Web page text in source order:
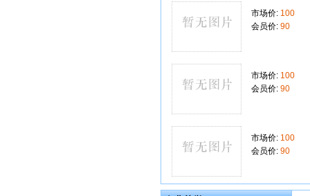
市场价: 100
会员价: 90
市场价: 100
会员价: 90
市场价: 100
会员价: 90